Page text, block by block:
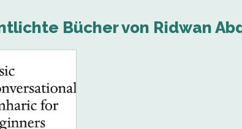
Bücher von Ridwan